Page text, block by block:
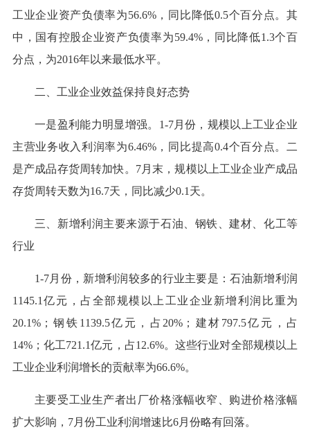
工业企业资产负债率为56.6%，同比降低0.5个百分点。其
中，国有控股企业资产负债率为59.4%，同比降低1.3个百
分点，为2016年以来最低水平。
二、工业企业效益保持良好态势
一是盈利能力明显增强。1-7月份，规模以上工业企业
主营业务收入利润率为6.46%，同比提高0.4个百分点。二
是产成品存货周转加快。7月末，规模以上工业企业产成品
存货周转天数为16.7天，同比减少0.1天。
三、新增利润主要来源于石油、钢铁、建材、化工等
行业
1-7月份，新增利润较多的行业主要是：石油新增利润
1145.1亿元，占全部规模以上工业企业新增利润比重为
20.1%；钢铁1139.5亿元，占20%；建材797.5亿元，占
14%；化工721.1亿元，占12.6%。这些行业对全部规模以上
工业企业利润增长的贡献率为66.6%。
主要受工业生产者出厂价格涨幅收窄、购进价格涨幅
扩大影响，7月份工业利润增速比6月份略有回落。